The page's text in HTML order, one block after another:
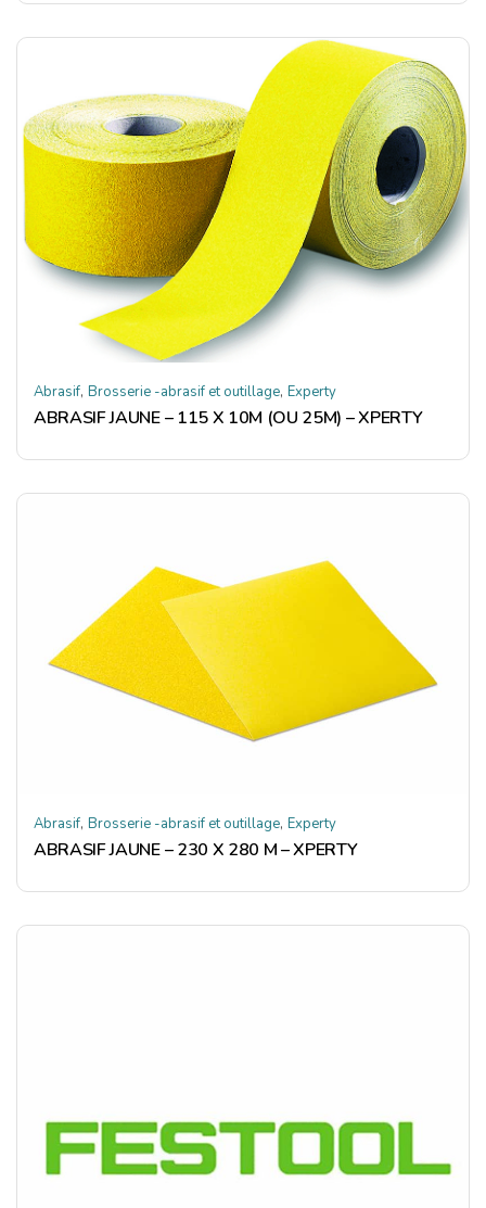
Abrasif, Brosserie -abrasif et outillage, Experty
ABRASIF JAUNE – 115 X 10M (OU 25M) – XPERTY
Abrasif, Brosserie -abrasif et outillage, Experty
ABRASIF JAUNE – 230 X 280 M – XPERTY